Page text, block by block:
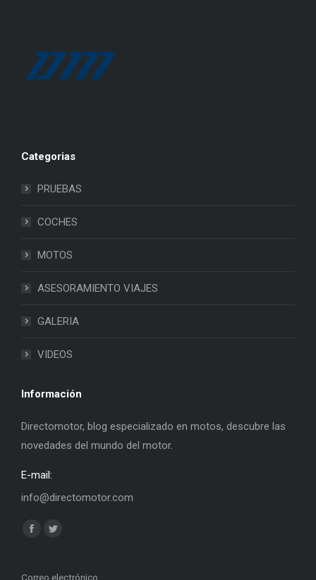
Categorias
PRUEBAS
COCHES
MOTOS
ASESORAMIENTO VIAJES
GALERIA
VIDEOS
Información
Directomotor, blog especializado en motos, descubre las
novedades del mundo del motor.
E-mail:
info@directomotor.com
Find us on:
Facebook
opens
Twitter
opens
Correo electrónico